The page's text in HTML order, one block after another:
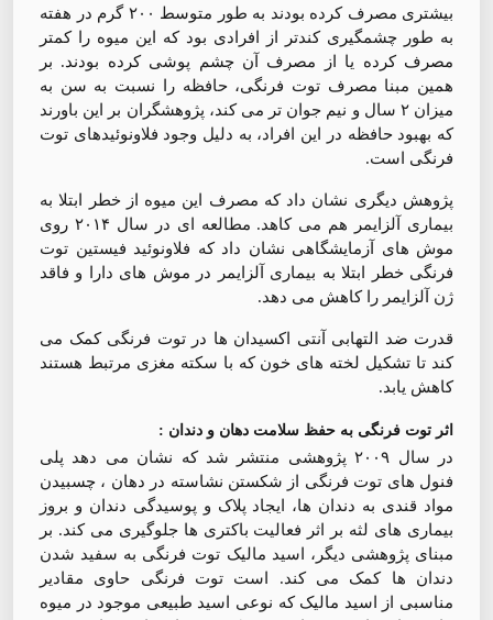
بیشتری مصرف کرده بودند به طور متوسط ۲۰۰ گرم در هفته
به طور چشمگیری کندتر از افرادی بود که این میوه را کمتر
مصرف کرده یا از مصرف آن چشم پوشی کرده بودند. بر
همین مبنا مصرف توت فرنگی، حافظه را نسبت به سن به
میزان ۲ سال و نیم جوان تر می کند، پژوهشگران بر این باورند
که بهبود حافظه در این افراد، به دليل وجود فلاونوئیدهای توت
فرنگی است.
پژوهش دیگری نشان داد که مصرف این میوه از خطر ابتلا به
بیماری آلزایمر هم می کاهد. مطالعه ای در سال ۲۰۱۴ روی
موش های آزمایشگاهی نشان داد که فلاونوئید فیستین توت
فرنگی خطر ابتلا به بیماری آلزایمر در موش های دارا و فاقد
ژن آلزایمر را کاهش می دهد.
قدرت ضد التهابی آنتی اکسیدان ها در توت فرنگی کمک می
کند تا تشکیل لخته های خون که با سکته مغزی مرتبط هستند
کاهش یابد.
اثر توت فرنگی به حفظ سلامت دهان و دندان :
در سال ۲۰۰۹ پژوهشی منتشر شد که نشان می دهد پلی
فنول های توت فرنگی از شکستن نشاسته در دهان ، چسبیدن
مواد قندی به دندان ها، ایجاد پلاک و پوسیدگی دندان و بروز
بیماری های لثه بر اثر فعالیت باکتری ها جلوگیری می کند. بر
مبنای پژوهشی دیگر، اسید مالیک توت فرنگی به سفید شدن
دندان ها کمک می کند. است توت فرنگی حاوی مقادیر
مناسبی از اسید مالیک که نوعی اسید طبیعی موجود در میوه